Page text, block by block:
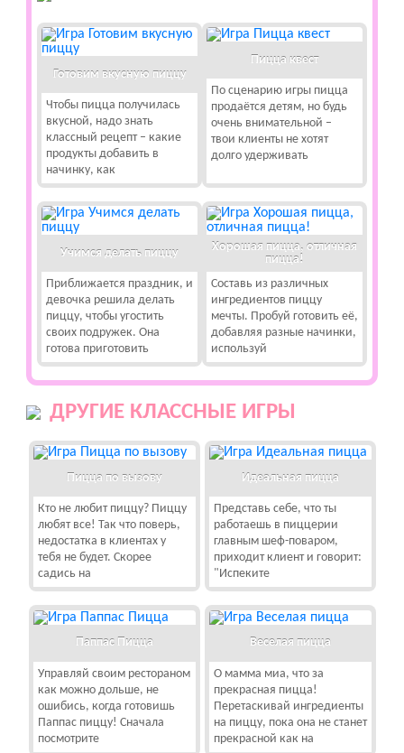
Готовим вкусную пиццу
Чтобы пицца получилась
вкусной, надо знать
классный рецепт – какие
продукты добавить в
начинку, как
Пицца квест
По сценарию игры пицца
продаётся детям, но будь
очень внимательной –
твои клиенты не хотят
долго удерживать
Учимся делать пиццу
Приближается праздник, и
девочка решила делать
пиццу, чтобы угостить
своих подружек. Она
готова приготовить
Хорошая пицца, отличная
пицца!
Составь из различных
ингредиентов пиццу
мечты. Пробуй готовить её,
добавляя разные начинки,
используй
ДРУГИЕ КЛАССНЫЕ ИГРЫ
Пицца по вызову
Кто не любит пиццу? Пиццу
любят все! Так что поверь,
недостатка в клиентах у
тебя не будет. Скорее
садись на
Идеальная пицца
Представь себе, что ты
работаешь в пиццерии
главным шеф-поваром,
приходит клиент и говорит:
"Испеките
Паппас Пицца
Управляй своим рестораном
как можно дольше, не
ошибись, когда готовишь
Паппас пиццу! Сначала
посмотрите
Веселая пицца
О мамма миа, что за
прекрасная пицца!
Перетаскивай ингредиенты
на пиццу, пока она не станет
прекрасной как на